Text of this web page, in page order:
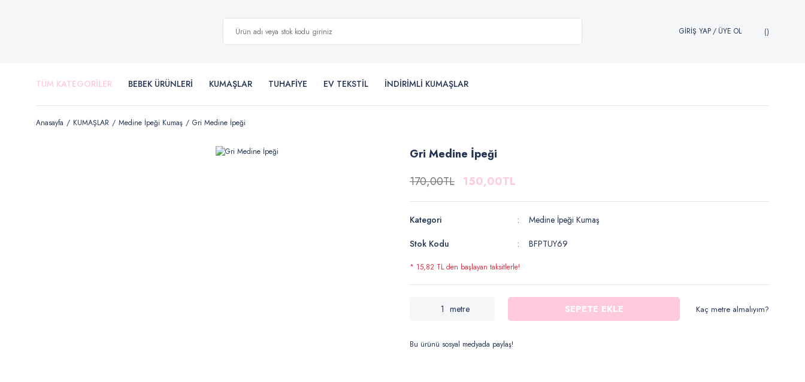
GİRİŞ YAP/ ÜYE OL
TÜM KATEGORİLER BEBEK ÜRÜNLERİ KUMAŞLAR TUHAFİYE EV TEKSTİL İNDİRİMLİ KUMAŞLAR
Anasayfa KUMAŞLAR Medine İpeği Kumaş Gri Medine İpeği
Gri Medine İpeği
170,00TL 150,00TL
Kategori
Medine İpeği Kumaş
Stok Kodu
BFPTUY69
* 15,82 TL den başlayan taksitlerle!
metre SEPETE EKLE Kaç metre almalıyım?
Bu ürünü sosyal medyada paylaş!